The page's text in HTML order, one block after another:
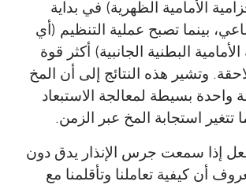
الأمامية الظهرية) في بداية
بينما تصبح عملية التنظيم (أي
البطنية الجانبية) أكثر قوة
وتشير هذه النتائج إلى أن المخ
واحدة بسيطة لمعالجة الاستبعاد
تتغير استجابة المخ عبر الزمن.
إذا سمعت جرس الإنذار يدق دون
أن كيفية تعاملنا وتأقلمنا مع